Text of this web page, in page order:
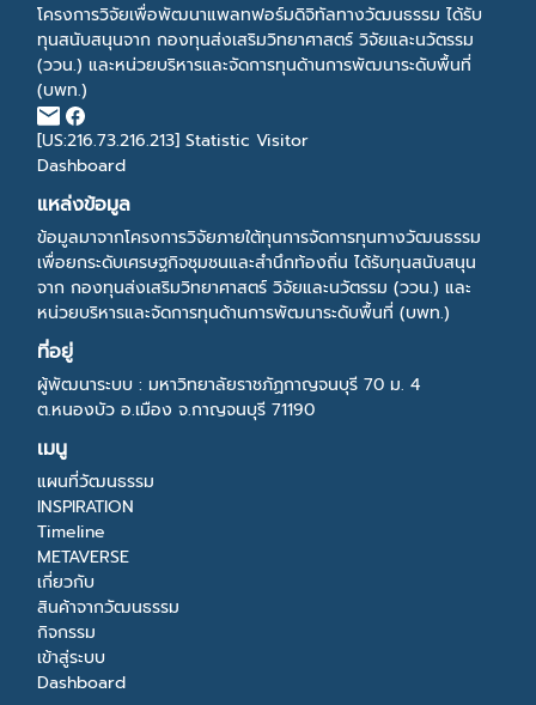
โครงการวิจัยเพื่อพัฒนาแพลทฟอร์มดิจิทัลทางวัฒนธรรม ได้รับ
ทุนสนับสนุนจาก กองทุนส่งเสริมวิทยาศาสตร์ วิจัยและนวัตรรม
(ววน.) และหน่วยบริหารและจัดการทุนด้านการพัฒนาระดับพื้นที่
(บพท.)
[US:216.73.216.213] Statistic Visitor
Dashboard
แหล่งข้อมูล
ข้อมูลมาจากโครงการวิจัยภายใต้ทุนการจัดการทุนทางวัฒนธรรม
เพื่อยกระดับเศรษฐกิจชุมชนและสำนึกท้องถิ่น ได้รับทุนสนับสนุน
จาก กองทุนส่งเสริมวิทยาศาสตร์ วิจัยและนวัตรรม (ววน.) และ
หน่วยบริหารและจัดการทุนด้านการพัฒนาระดับพื้นที่ (บพท.)
ที่อยู่
ผู้พัฒนาระบบ : มหาวิทยาลัยราชภัฏกาญจนบุรี 70 ม. 4
ต.หนองบัว อ.เมือง จ.กาญจนบุรี 71190
เมนู
แผนที่วัฒนธรรม
INSPIRATION
Timeline
METAVERSE
เกี่ยวกับ
สินค้าจากวัฒนธรรม
กิจกรรม
เข้าสู่ระบบ
Dashboard